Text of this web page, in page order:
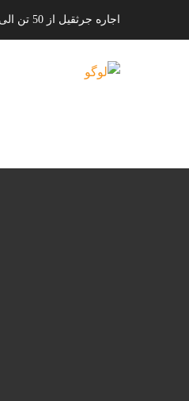
اجاره جرثقیل از 50 تن الی 1250 تن - شنبه تا پنج شنبه : 9 تا 18